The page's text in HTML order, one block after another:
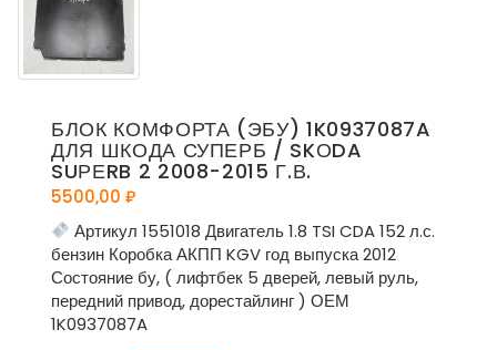
БЛОК КОМФОРТА (ЭБУ) 1K0937087A
ДЛЯ ШКОДА СУПЕРБ / SKОDA
SUРЕRB 2 2008-2015 Г.В.
5500,00 ₽
Артикул 1551018 Двигатель 1.8 TSI CDA 152 л.с.
бензин Коробка АКПП KGV год выпуска 2012
Состояние бу, ( лифтбек 5 дверей, левый руль,
передний привод, дорестайлинг ) ОЕМ
1K0937087A